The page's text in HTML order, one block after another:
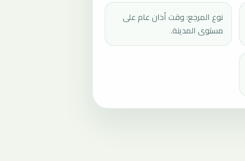
نوع المرجع: وقت أذان عام على
مستوى المدينة.